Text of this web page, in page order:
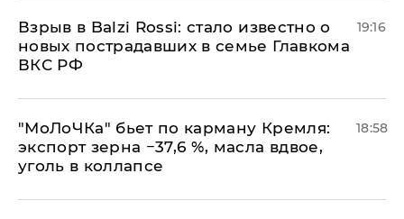
Взрыв в Balzi Rossi: стало известно о
новых пострадавших в семье Главкома
ВКС РФ
19:16
​"МоЛоЧКа" бьет по карману Кремля:
экспорт зерна −37,6 %, масла вдвое,
уголь в коллапсе
18:58